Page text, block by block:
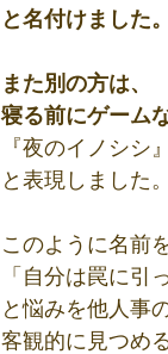
と名付けました。
また別の方は、
寝る前にゲーム
『夜のイノシシ』
と表現しました。
このように名前
「自分は罠に引
と悩みを他人事
客観的に見つめ